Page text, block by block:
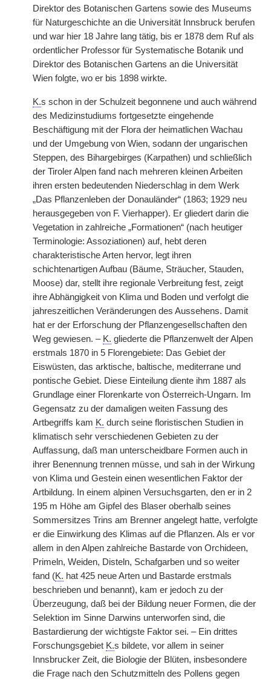
Direktor des Botanischen Gartens sowie des Museums
für Naturgeschichte an die Universität Innsbruck berufen
und war hier 18 Jahre lang tätig, bis er 1878 dem Ruf als
ordentlicher Professor für Systematische Botanik und
Direktor des Botanischen Gartens an die Universität
Wien folgte, wo er bis 1898 wirkte.
K.s schon in der Schulzeit begonnene und auch während
des Medizinstudiums fortgesetzte eingehende
Beschäftigung mit der Flora der heimatlichen Wachau
und der Umgebung von Wien, sodann der ungarischen
Steppen, des Bihargebirges (Karpathen) und schließlich
der Tiroler Alpen fand nach mehreren kleinen Arbeiten
ihren ersten bedeutenden Niederschlag in dem Werk
„Das Pflanzenleben der Donauländer“ (1863; 1929 neu
herausgegeben von F. Vierhapper). Er gliedert darin die
Vegetation in zahlreiche „Formationen“ (nach heutiger
Terminologie: Assoziationen) auf, hebt deren
charakteristische Arten hervor, legt ihren
schichtenartigen Aufbau (Bäume, Sträucher, Stauden,
Moose) dar, stellt ihre regionale Verbreitung fest, zeigt
ihre Abhängigkeit von Klima und Boden und verfolgt die
jahreszeitlichen Veränderungen des Aussehens. Damit
hat er der Erforschung der Pflanzengesellschaften den
Weg gewiesen. – K. gliederte die Pflanzenwelt der Alpen
erstmals 1870 in 5 Florengebiete: Das Gebiet der
Eiswüsten, das arktische, baltische, mediterrane und
pontische Gebiet. Diese Einteilung diente ihm 1887 als
Grundlage einer Florenkarte von Österreich-Ungarn. Im
Gegensatz zu der damaligen weiten Fassung des
Artbegriffs kam K. durch seine floristischen Studien in
klimatisch sehr verschiedenen Gebieten zu der
Auffassung, daß man unterscheidbare Formen auch in
ihrer Benennung trennen müsse, und sah in der Wirkung
von Klima und Gestein einen wesentlichen Faktor der
Artbildung. In einem alpinen Versuchsgarten, den er in 2
195 m Höhe am Gipfel des Blaser oberhalb seines
Sommersitzes Trins am Brenner angelegt hatte, verfolgte
er die Einwirkung des Klimas auf die Pflanzen. Als er vor
allem in den Alpen zahlreiche Bastarde von Orchideen,
Primeln, Weiden, Disteln, Schafgarben und so weiter
fand (K. hat 425 neue Arten und Bastarde erstmals
beschrieben und benannt), kam er jedoch zu der
Überzeugung, daß bei der Bildung neuer Formen, die der
Selektion im Sinne Darwins unterworfen sind, die
Bastardierung der wichtigste Faktor sei. – Ein drittes
Forschungsgebiet K.s bildete, vor allem in seiner
Innsbrucker Zeit, die Biologie der Blüten, insbesondere
die Frage nach den Schutzmitteln des Pollens gegen